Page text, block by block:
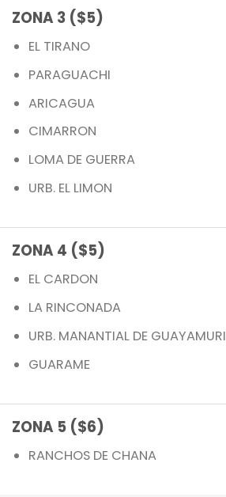
ZONA 3 ($5)
EL TIRANO
PARAGUACHI
ARICAGUA
CIMARRON
LOMA DE GUERRA
URB. EL LIMON
ZONA 4 ($5)
EL CARDON
LA RINCONADA
URB. MANANTIAL DE GUAYAMURI
GUARAME
ZONA 5 ($6)
RANCHOS DE CHANA